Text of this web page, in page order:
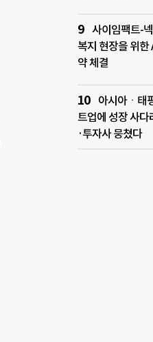
사이임팩트-
복지 현장을 위한
약 체결
아시아ㆍ태
트업에 성장 사
·투자사 뭉쳤다